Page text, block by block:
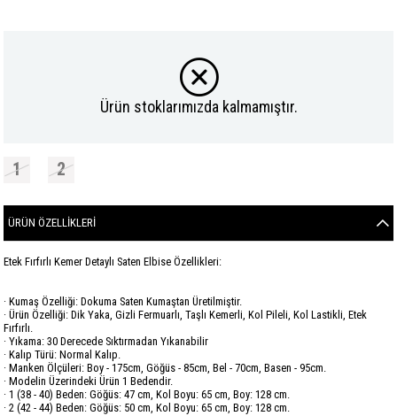
Ürün stoklarımızda kalmamıştır.
1 2
ÜRÜN ÖZELLIKLERI
Etek Fırfırlı Kemer Detaylı Saten Elbise Özellikleri:
· Kumaş Özelliği: Dokuma Saten Kumaştan Üretilmiştir.
· Ürün Özelliği: Dik Yaka, Gizli Fermuarlı, Taşlı Kemerli, Kol Pileli, Kol Lastikli, Etek
Fırfırlı.
· Yıkama: 30 Derecede Sıktırmadan Yıkanabilir
· Kalıp Türü: Normal Kalıp.
· Manken Ölçüleri: Boy - 175cm, Göğüs - 85cm, Bel - 70cm, Basen - 95cm.
· Modelin Üzerindeki Ürün 1 Bedendir.
· 1 (38 - 40) Beden: Göğüs: 47 cm, Kol Boyu: 65 cm, Boy: 128 cm.
· 2 (42 - 44) Beden: Göğüs: 50 cm, Kol Boyu: 65 cm, Boy: 128 cm.